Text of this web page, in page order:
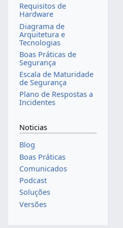
Requisitos de
Hardware
Diagrama de
Arquitetura e
Tecnologias
Boas Práticas de
Segurança
Escala de Maturidade
de Segurança
Plano de Respostas a
Incidentes
Noticias
Blog
Boas Práticas
Comunicados
Podcast
Soluções
Versões